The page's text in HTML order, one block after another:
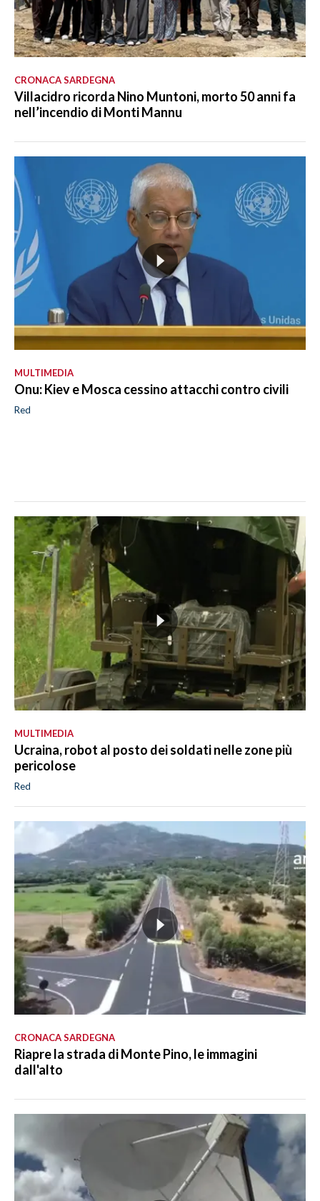
CRONACA SARDEGNA
Villacidro ricorda Nino Muntoni, morto 50 anni fa
nell’incendio di Monti Mannu
MULTIMEDIA
Onu: Kiev e Mosca cessino attacchi contro civili
Red
MULTIMEDIA
Ucraina, robot al posto dei soldati nelle zone più
pericolose
Red
CRONACA SARDEGNA
Riapre la strada di Monte Pino, le immagini
dall'alto